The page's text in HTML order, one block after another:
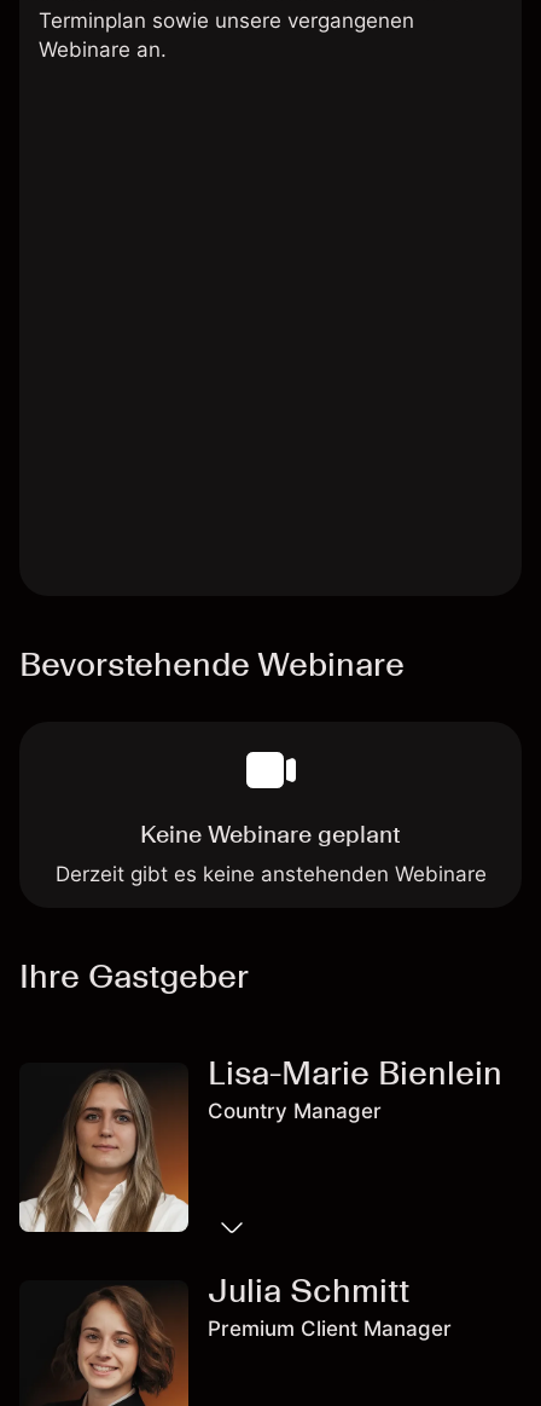
Terminplan sowie unsere vergangenen
Webinare an.
Bevorstehende Webinare
Keine Webinare geplant
Derzeit gibt es keine anstehenden Webinare
Ihre Gastgeber
Lisa-Marie Bienlein
Country Manager
Julia Schmitt
Premium Client Manager